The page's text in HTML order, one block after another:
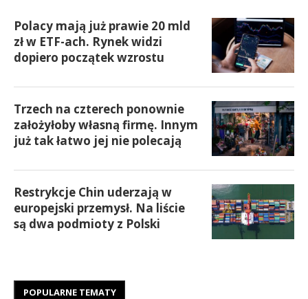
Polacy mają już prawie 20 mld
zł w ETF-ach. Rynek widzi
dopiero początek wzrostu
Trzech na czterech ponownie
założyłoby własną firmę. Innym
już tak łatwo jej nie polecają
Restrykcje Chin uderzają w
europejski przemysł. Na liście
są dwa podmioty z Polski
POPULARNE TEMATY